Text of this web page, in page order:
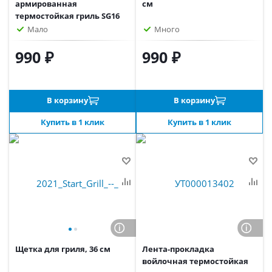
армированная
термостойкая гриль SG16
Мало
990 ₽
В корзину
Купить в 1 клик
см
Много
990 ₽
В корзину
Купить в 1 клик
Щетка для гриля, 36 см
Лента-прокладка
войлочная термостойкая